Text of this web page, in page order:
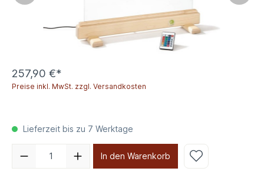
257,90 €*
Preise inkl. MwSt. zzgl. Versandkosten
Lieferzeit bis zu 7 Werktage
In den Warenkorb